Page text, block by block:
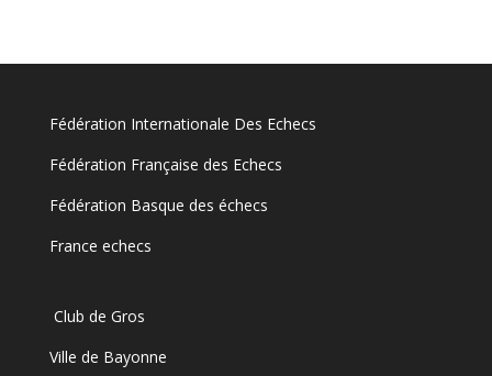
Fédération Internationale Des Echecs
Fédération Française des Echecs
Fédération Basque des échecs
France echecs
Club de Gros
Ville de Bayonne